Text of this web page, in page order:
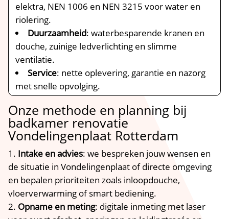
elektra, NEN 1006 en NEN 3215 voor water en
riolering.​
Duurzaamheid: waterbesparende kranen en
douche, zuinige ledverlichting en slimme
ventilatie.​
Service: nette oplevering, garantie en nazorg
met snelle opvolging.​
Onze methode en planning bij
badkamer renovatie
Vondelingenplaat Rotterdam
Intake en advies: we bespreken jouw wensen en
de situatie in Vondelingenplaat of directe omgeving
en bepalen prioriteiten zoals inloopdouche,
vloerverwarming of smart bediening.​
Opname en meting: digitale inmeting met laser